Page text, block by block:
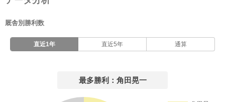
厩舎別勝利数
直近1年 直近5年 通算
最多勝利：角田晃一